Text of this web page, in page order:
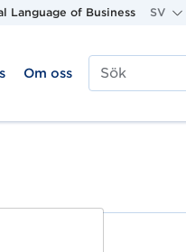
Language of Business SV
Om oss